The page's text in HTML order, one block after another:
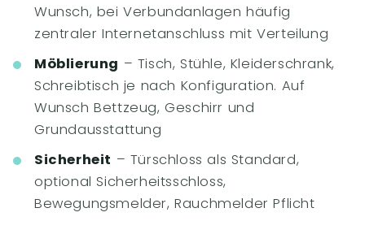
Wunsch, bei Verbundanlagen häufig
zentraler Internetanschluss mit Verteilung
Möblierung – Tisch, Stühle, Kleiderschrank,
Schreibtisch je nach Konfiguration. Auf
Wunsch Bettzeug, Geschirr und
Grundausstattung
Sicherheit – Türschloss als Standard,
optional Sicherheitsschloss,
Bewegungsmelder, Rauchmelder Pflicht